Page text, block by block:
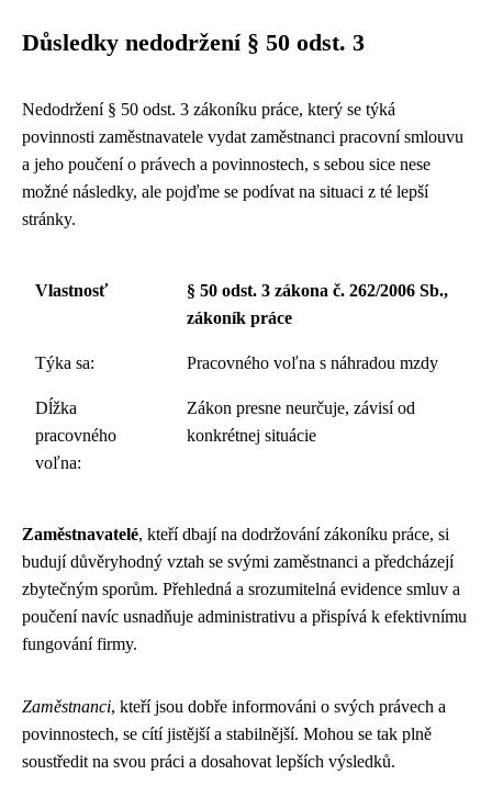
Důsledky nedodržení § 50 odst. 3
Nedodržení § 50 odst. 3 zákoníku práce, který se týká
povinnosti zaměstnavatele vydat zaměstnanci pracovní smlouvu
a jeho poučení o právech a povinnostech, s sebou sice nese
možné následky, ale pojďme se podívat na situaci z té lepší
stránky.
Vlastnosť
§ 50 odst. 3 zákona č. 262/2006 Sb.,
zákoník práce
Týka sa: Pracovného voľna s náhradou mzdy
Dĺžka
pracovného
voľna:
Zákon presne neurčuje, závisí od
konkrétnej situácie
Zaměstnavatelé, kteří dbají na dodržování zákoníku práce, si
budují důvěryhodný vztah se svými zaměstnanci a předcházejí
zbytečným sporům. Přehledná a srozumitelná evidence smluv a
poučení navíc usnadňuje administrativu a přispívá k efektivnímu
fungování firmy.
Zaměstnanci, kteří jsou dobře informováni o svých právech a
povinnostech, se cítí jistější a stabilnější. Mohou se tak plně
soustředit na svou práci a dosahovat lepších výsledků.